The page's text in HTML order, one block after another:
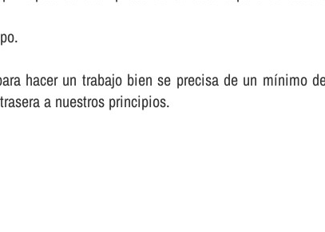
hacer un trabajo bien se precisa de un mí­nimo
a nuestros principios.